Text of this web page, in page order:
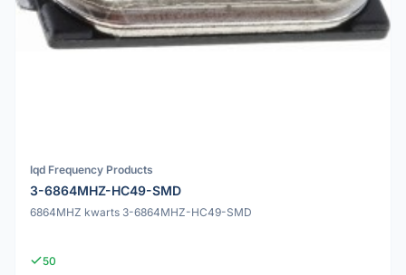
Iqd Frequency Products
3-6864MHZ-HC49-SMD
6864MHZ kwarts 3-6864MHZ-HC49-SMD
50